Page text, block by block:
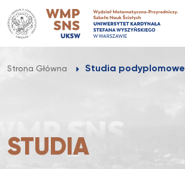
Przejdź
do
treści
Strona Główna Studia podyplomowe
STUDIA